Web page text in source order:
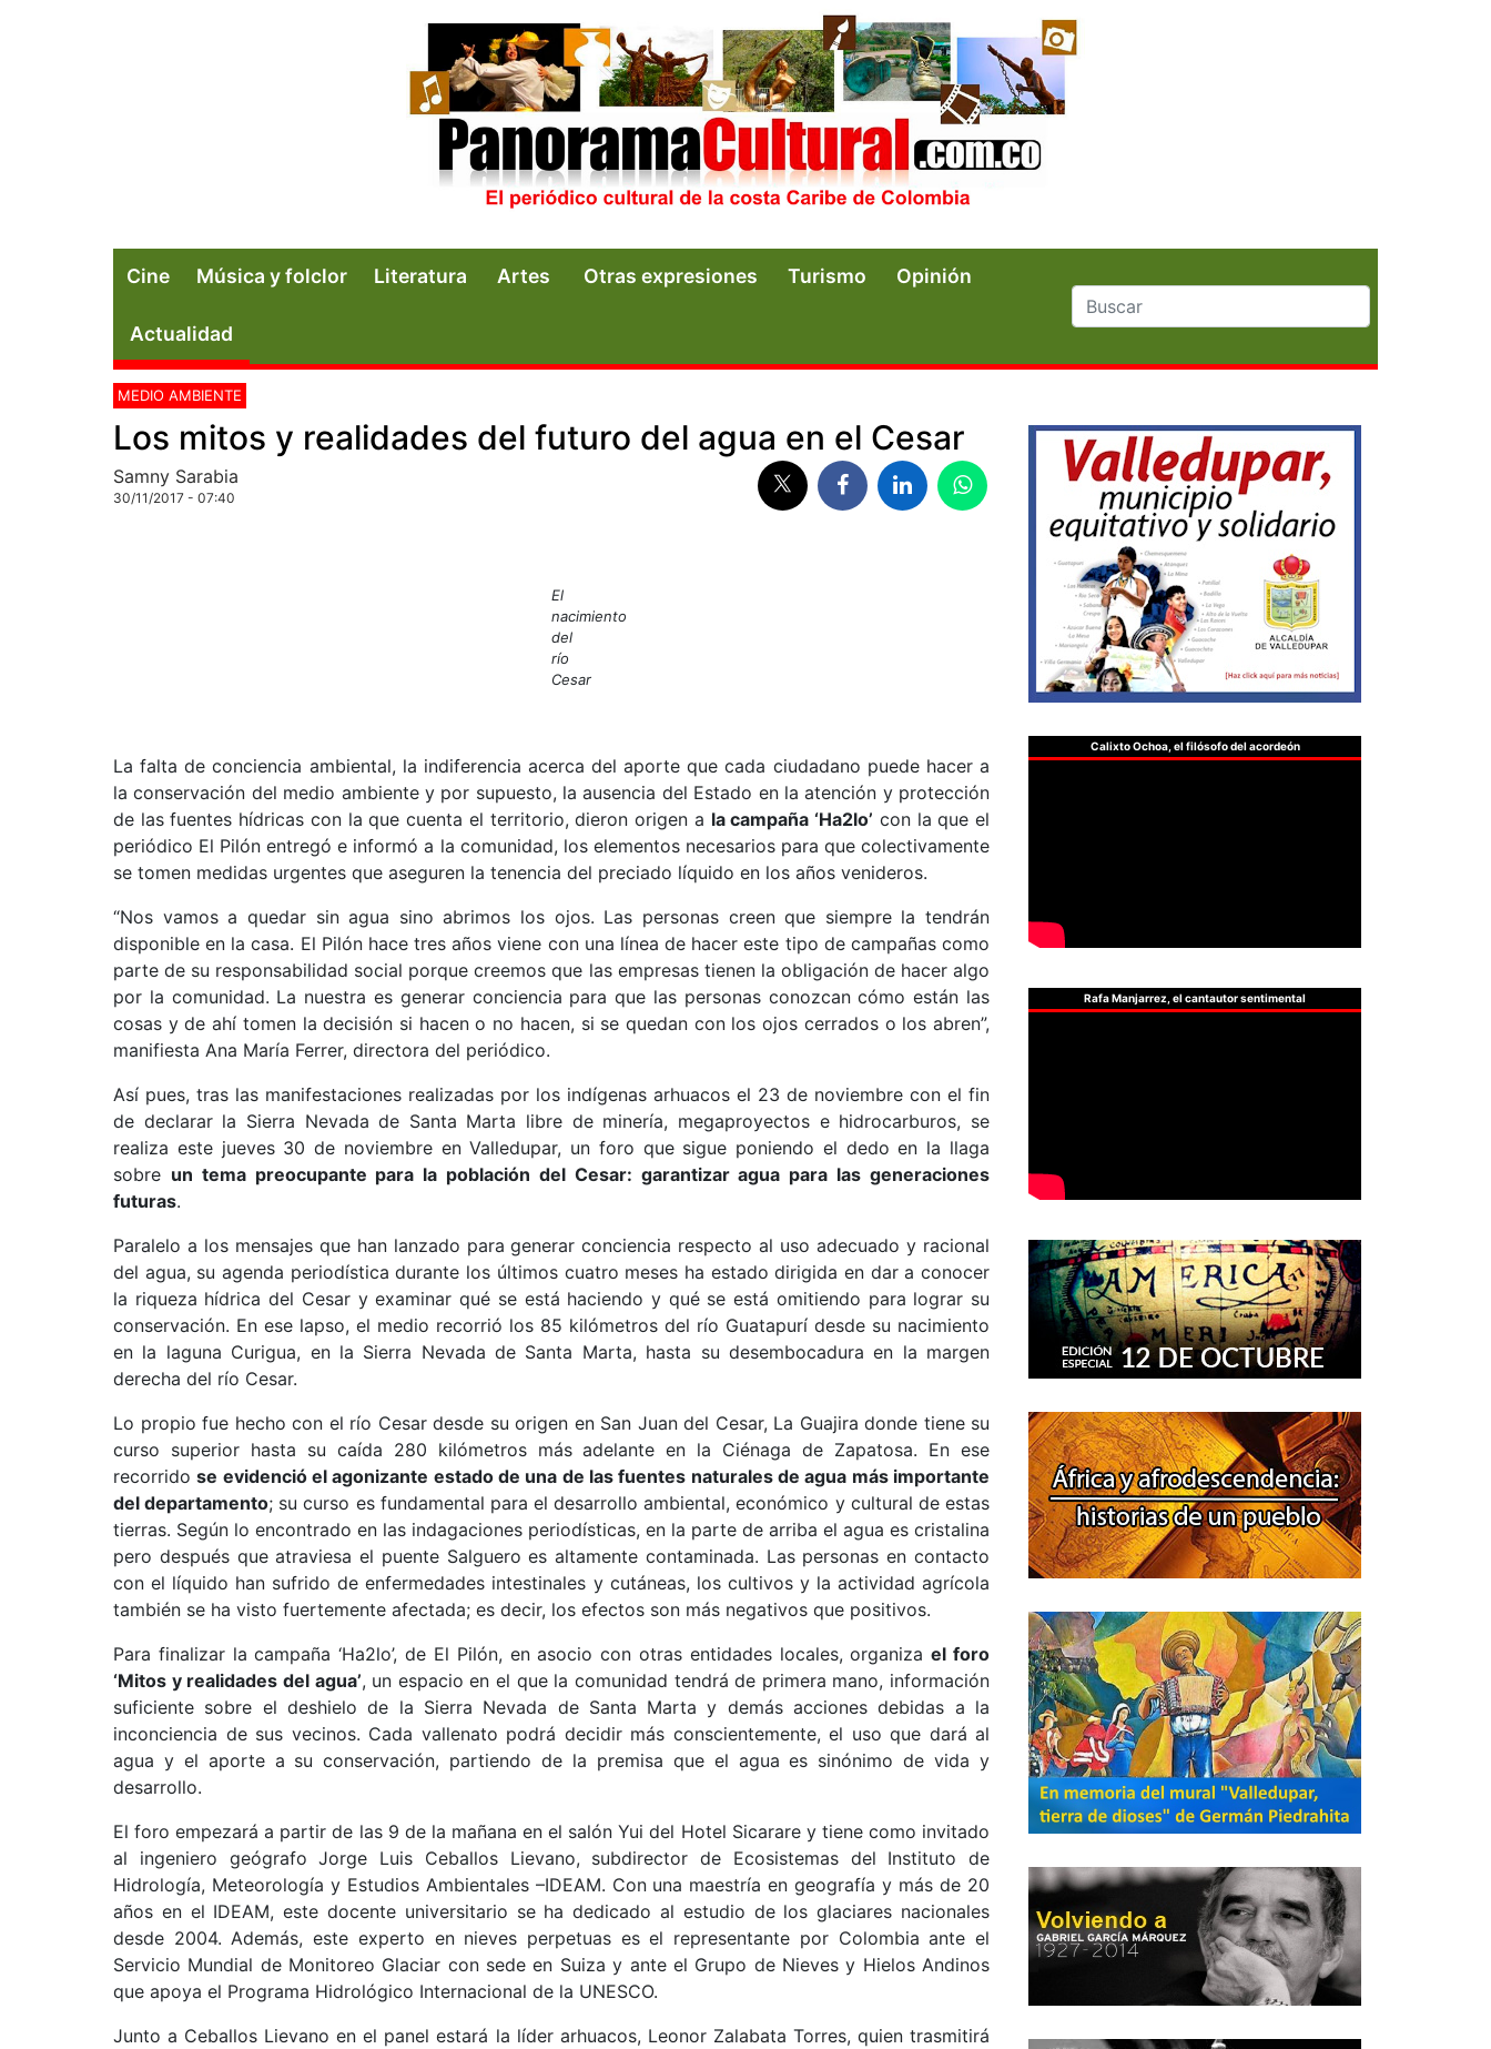
Cine Música y folclor Literatura Artes Otras expresiones Turismo Opinión
Actualidad
MEDIO AMBIENTE
Los mitos y realidades del futuro del agua en el Cesar
Samny Sarabia
30/11/2017 - 07:40
El
nacimiento
del
río
Cesar
La falta de conciencia ambiental, la indiferencia acerca del aporte que cada ciudadano puede hacer a
la conservación del medio ambiente y por supuesto, la ausencia del Estado en la atención y protección
de las fuentes hídricas con la que cuenta el territorio, dieron origen a la campaña ‘Ha2lo’ con la que el
periódico El Pilón entregó e informó a la comunidad, los elementos necesarios para que colectivamente
se tomen medidas urgentes que aseguren la tenencia del preciado líquido en los años venideros.
“Nos vamos a quedar sin agua sino abrimos los ojos. Las personas creen que siempre la tendrán
disponible en la casa. El Pilón hace tres años viene con una línea de hacer este tipo de campañas como
parte de su responsabilidad social porque creemos que las empresas tienen la obligación de hacer algo
por la comunidad. La nuestra es generar conciencia para que las personas conozcan cómo están las
cosas y de ahí tomen la decisión si hacen o no hacen, si se quedan con los ojos cerrados o los abren”,
manifiesta Ana María Ferrer, directora del periódico.
Así pues, tras las manifestaciones realizadas por los indígenas arhuacos el 23 de noviembre con el fin
de declarar la Sierra Nevada de Santa Marta libre de minería, megaproyectos e hidrocarburos, se
realiza este jueves 30 de noviembre en Valledupar, un foro que sigue poniendo el dedo en la llaga
sobre un tema preocupante para la población del Cesar: garantizar agua para las generaciones
futuras.
Paralelo a los mensajes que han lanzado para generar conciencia respecto al uso adecuado y racional
del agua, su agenda periodística durante los últimos cuatro meses ha estado dirigida en dar a conocer
la riqueza hídrica del Cesar y examinar qué se está haciendo y qué se está omitiendo para lograr su
conservación. En ese lapso, el medio recorrió los 85 kilómetros del río Guatapurí desde su nacimiento
en la laguna Curigua, en la Sierra Nevada de Santa Marta, hasta su desembocadura en la margen
derecha del río Cesar.
Lo propio fue hecho con el río Cesar desde su origen en San Juan del Cesar, La Guajira donde tiene su
curso superior hasta su caída 280 kilómetros más adelante en la Ciénaga de Zapatosa. En ese
recorridose evidenció el agonizante estado de una de las fuentes naturales de agua más importante
del departamento; su curso es fundamental para el desarrollo ambiental, económico y cultural de estas
tierras. Según lo encontrado en las indagaciones periodísticas, en la parte de arriba el agua es cristalina
pero después que atraviesa el puente Salguero es altamente contaminada. Las personas en contacto
con el líquido han sufrido de enfermedades intestinales y cutáneas, los cultivos y la actividad agrícola
también se ha visto fuertemente afectada; es decir, los efectos son más negativos que positivos.
Para finalizar la campaña ‘Ha2lo’, de El Pilón, en asocio con otras entidades locales, organizael foro
‘Mitos y realidades del agua’, un espacio en el que la comunidad tendrá de primera mano, información
suficiente sobre el deshielo de la Sierra Nevada de Santa Marta y demás acciones debidas a la
inconciencia de sus vecinos. Cada vallenato podrá decidir más conscientemente, el uso que dará al
agua y el aporte a su conservación, partiendo de la premisa que el agua es sinónimo de vida y
desarrollo.
El foro empezará a partir de las 9 de la mañana en el salón Yui del Hotel Sicarare y tiene como invitado
al ingeniero geógrafo Jorge Luis Ceballos Lievano, subdirector de Ecosistemas del Instituto de
Hidrología, Meteorología y Estudios Ambientales –IDEAM. Con una maestría en geografía y más de 20
años en el IDEAM, este docente universitario se ha dedicado al estudio de los glaciares nacionales
desde 2004. Además, este experto en nieves perpetuas es el representante por Colombia ante el
Servicio Mundial de Monitoreo Glaciar con sede en Suiza y ante el Grupo de Nieves y Hielos Andinos
que apoya el Programa Hidrológico Internacional de la UNESCO.
Junto a Ceballos Lievano en el panel estará la líder arhuacos, Leonor Zalabata Torres, quien trasmitirá
Calixto Ochoa, el filósofo del acordeón
Rafa Manjarrez, el cantautor sentimental